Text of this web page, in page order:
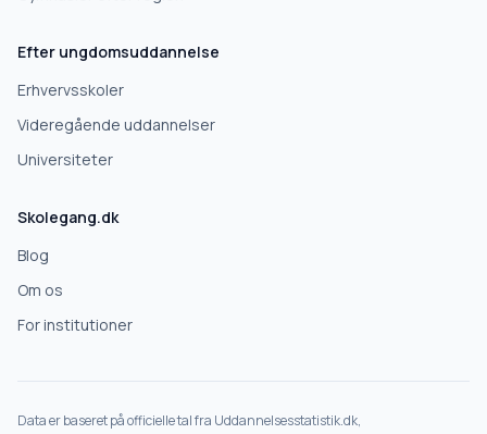
Efter ungdomsuddannelse
Erhvervsskoler
Videregående uddannelser
Universiteter
Skolegang.dk
Blog
Om os
For institutioner
Data er baseret på officielle tal fra Uddannelsesstatistik.dk,